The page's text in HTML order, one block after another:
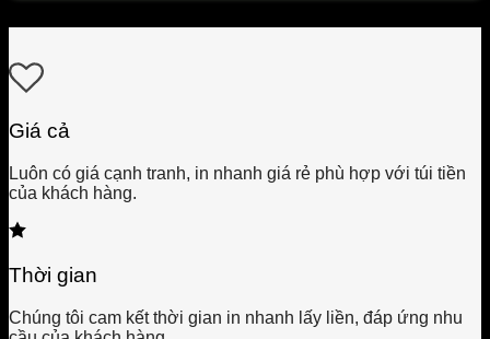
Giá cả
Luôn có giá cạnh tranh, in nhanh giá rẻ phù hợp với túi tiền
của khách hàng.
Thời gian
Chúng tôi cam kết thời gian in nhanh lấy liền, đáp ứng nhu